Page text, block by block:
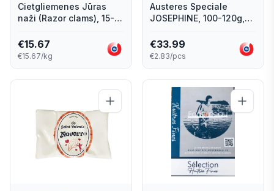
Cietgliemenes Jūras
naži (Razor clams), 15-
€15.67
€15.67/kg
Austeres Speciale
JOSEPHINE, 100-120g,
€33.99
€2.83/pcs